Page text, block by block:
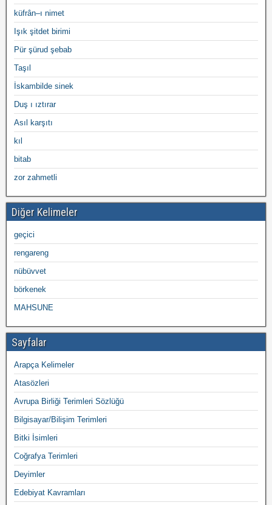
küfrân–ı nimet
Işık şitdet birimi
Pür şürud şebab
Taşıl
İskambilde sinek
Duş ı ıztırar
Asıl karşıtı
kıl
bitab
zor zahmetli
Diğer Kelimeler
geçici
rengareng
nübüvvet
börkenek
MAHSUNE
Sayfalar
Arapça Kelimeler
Atasözleri
Avrupa Birliği Terimleri Sözlüğü
Bilgisayar/Bilişim Terimleri
Bitki İsimleri
Coğrafya Terimleri
Deyimler
Edebiyat Kavramları